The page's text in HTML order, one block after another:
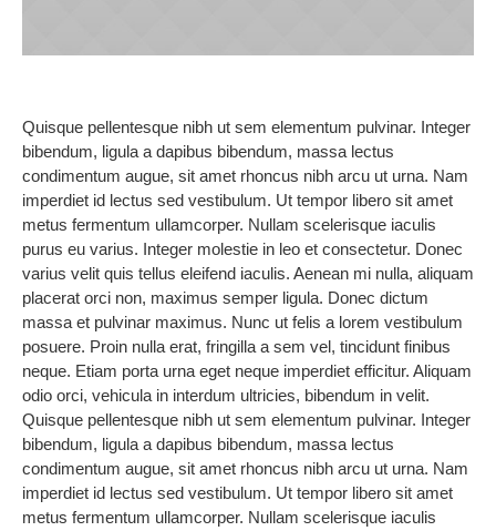
Quisque pellentesque nibh ut sem elementum pulvinar. Integer
bibendum, ligula a dapibus bibendum, massa lectus
condimentum augue, sit amet rhoncus nibh arcu ut urna. Nam
imperdiet id lectus sed vestibulum. Ut tempor libero sit amet
metus fermentum ullamcorper. Nullam scelerisque iaculis
purus eu varius. Integer molestie in leo et consectetur. Donec
varius velit quis tellus eleifend iaculis. Aenean mi nulla, aliquam
placerat orci non, maximus semper ligula. Donec dictum
massa et pulvinar maximus. Nunc ut felis a lorem vestibulum
posuere. Proin nulla erat, fringilla a sem vel, tincidunt finibus
neque. Etiam porta urna eget neque imperdiet efficitur. Aliquam
odio orci, vehicula in interdum ultricies, bibendum in velit.
Quisque pellentesque nibh ut sem elementum pulvinar. Integer
bibendum, ligula a dapibus bibendum, massa lectus
condimentum augue, sit amet rhoncus nibh arcu ut urna. Nam
imperdiet id lectus sed vestibulum. Ut tempor libero sit amet
metus fermentum ullamcorper. Nullam scelerisque iaculis